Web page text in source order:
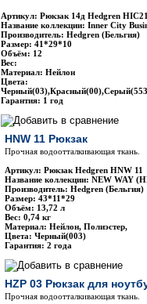
Артикул: Рюкзак 14д Hedgren
Название коллекции: Inner City
Производитель: Hedgren (Бельгия)
Размер: 41*29*10
Объём: 12
Вес:
Материал: Нейлон
Цвета:
Гарантия: 1 год
HNW 11 Рюкзак
Прочная водоотталкивающая ткань.
Артикул: Рюкзак Hedgren HNW 11
Название коллекции: NEW WAY
Производитель: Hedgren (Бельгия)
Размер: 43*11*29
Объём: 13,72 л
Вес: 0,74 кг
Материал: Нейлон, Полиэстер,
Цвета: Черный(003)
Гарантия: 2 года
HZP 03 Рюкзак для
Прочная водоотталкивающая ткань.